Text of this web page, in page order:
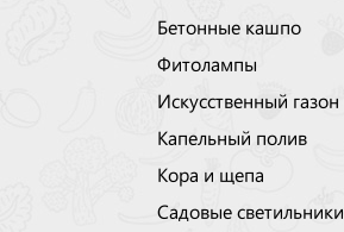
Бетонные кашпо
Фитолампы
Искусственный газон
Капельный полив
Кора и щепа
Садовые светильники